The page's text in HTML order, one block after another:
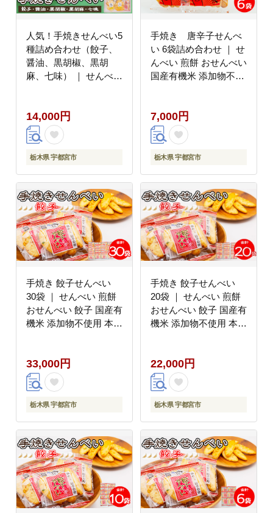
人気！手焼きせんべい5
種詰め合わせ（餃子、
醤油、黒胡椒、黒胡
麻、七味） ｜ せんべい
用 本醸造醤油
14,000円
栃木県 宇都宮市
手焼き 唐辛子せんべ
い 6袋詰め合わせ ｜ せ
んべい 煎餅 おせんべい
国産有機米 添加物不使
7,000円
栃木県 宇都宮市
手焼き 餃子せんべい
30袋 ｜ せんべい 煎餅
おせんべい 餃子 国産有
機米 添加物不使用 本醸
にんにく
33,000円
栃木県 宇都宮市
手焼き 餃子せんべい
20袋 ｜ せんべい 煎餅
おせんべい 餃子 国産有
機米 添加物不使用 本醸
にんにく
22,000円
栃木県 宇都宮市